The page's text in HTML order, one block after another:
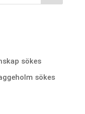
sökes
sökes